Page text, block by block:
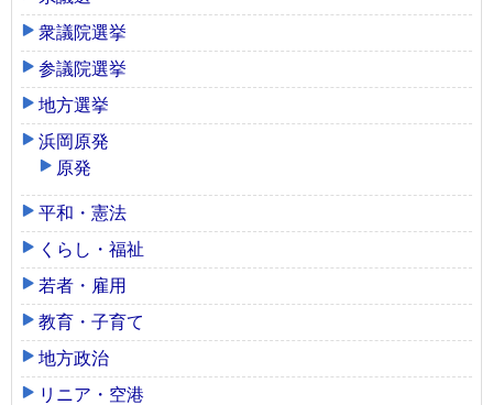
衆議院選挙
参議院選挙
地方選挙
浜岡原発
原発
平和・憲法
くらし・福祉
若者・雇用
教育・子育て
地方政治
リニア・空港